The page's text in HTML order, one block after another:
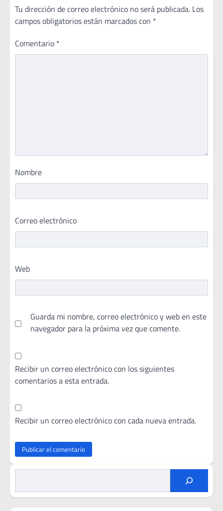
Tu dirección de correo electrónico no será publicada. Los
campos obligatorios están marcados con *
Comentario *
Nombre
Correo electrónico
Web
Guarda mi nombre, correo electrónico y web en este
navegador para la próxima vez que comente.
Recibir un correo electrónico con los siguientes
comentarios a esta entrada.
Recibir un correo electrónico con cada nueva entrada.